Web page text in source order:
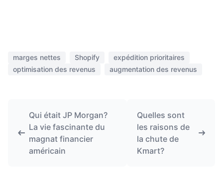
marges nettes Shopify
expédition prioritaires
optimisation des revenus
augmentation des revenus
Qui était JP Morgan?
La vie fascinante du
magnat financier
américain
Quelles sont
les raisons de
la chute de
Kmart?